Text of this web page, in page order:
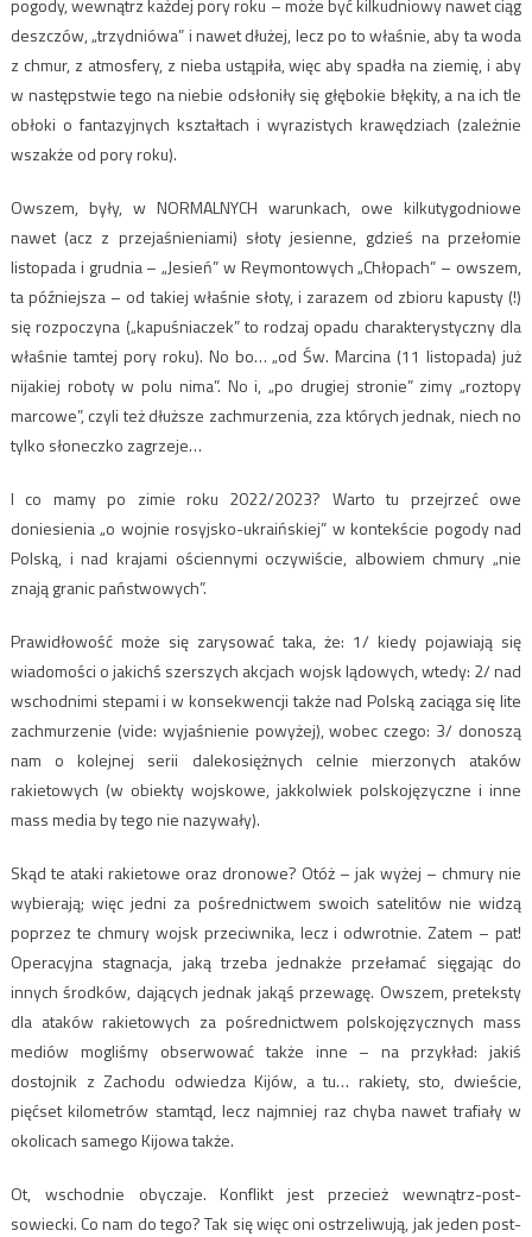
pogody, wewnątrz każdej pory roku – może być kilkudniowy nawet ciąg
deszczów, „trzydniówa” i nawet dłużej, lecz po to właśnie, aby ta woda
z chmur, z atmosfery, z nieba ustąpiła, więc aby spadła na ziemię, i aby
w następstwie tego na niebie odsłoniły się głębokie błękity, a na ich tle
obłoki o fantazyjnych kształtach i wyrazistych krawędziach (zależnie
wszakże od pory roku).
Owszem, były, w NORMALNYCH warunkach, owe kilkutygodniowe
nawet (acz z przejaśnieniami) słoty jesienne, gdzieś na przełomie
listopada i grudnia – „Jesień” w Reymontowych „Chłopach” – owszem,
ta późniejsza – od takiej właśnie słoty, i zarazem od zbioru kapusty (!)
się rozpoczyna („kapuśniaczek” to rodzaj opadu charakterystyczny dla
właśnie tamtej pory roku). No bo… „od Św. Marcina (11 listopada) już
nijakiej roboty w polu nima”. No i, „po drugiej stronie” zimy „roztopy
marcowe”, czyli też dłuższe zachmurzenia, zza których jednak, niech no
tylko słoneczko zagrzeje…
I co mamy po zimie roku 2022/2023? Warto tu przejrzeć owe
doniesienia „o wojnie rosyjsko-ukraińskiej” w kontekście pogody nad
Polską, i nad krajami ościennymi oczywiście, albowiem chmury „nie
znają granic państwowych”.
Prawidłowość może się zarysować taka, że: 1/ kiedy pojawiają się
wiadomości o jakichś szerszych akcjach wojsk lądowych, wtedy: 2/ nad
wschodnimi stepami i w konsekwencji także nad Polską zaciąga się lite
zachmurzenie (vide: wyjaśnienie powyżej), wobec czego: 3/ donoszą
nam o kolejnej serii dalekosiężnych celnie mierzonych ataków
rakietowych (w obiekty wojskowe, jakkolwiek polskojęzyczne i inne
mass media by tego nie nazywały).
Skąd te ataki rakietowe oraz dronowe? Otóż – jak wyżej – chmury nie
wybierają; więc jedni za pośrednictwem swoich satelitów nie widzą
poprzez te chmury wojsk przeciwnika, lecz i odwrotnie. Zatem – pat!
Operacyjna stagnacja, jaką trzeba jednakże przełamać sięgając do
innych środków, dających jednak jakąś przewagę. Owszem, preteksty
dla ataków rakietowych za pośrednictwem polskojęzycznych mass
mediów mogliśmy obserwować także inne – na przykład: jakiś
dostojnik z Zachodu odwiedza Kijów, a tu… rakiety, sto, dwieście,
pięćset kilometrów stamtąd, lecz najmniej raz chyba nawet trafiały w
okolicach samego Kijowa także.
Ot, wschodnie obyczaje. Konflikt jest przecież wewnątrz-post-
sowiecki. Co nam do tego? Tak się więc oni ostrzeliwują, jak jeden post-